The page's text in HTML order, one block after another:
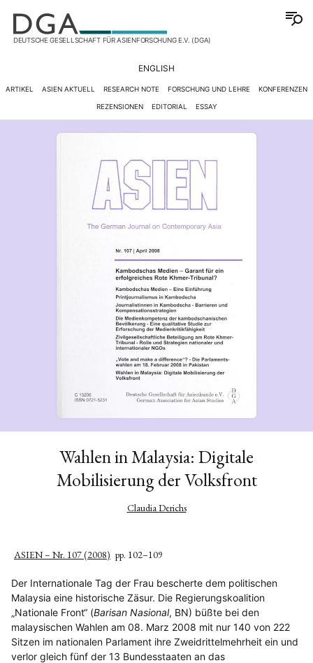
DEUTSCHE GESELLSCHAFT FÜR ASIENFORSCHUNG E.V. (DGA)
ENGLISH
ARTIKEL ASIEN AKTUELL RESEARCH NOTE FORSCHUNG UND LEHRE KONFERENZEN
REZENSIONEN EDITORIAL ESSAY
Wahlen in Malaysia: Digitale
Mobilisierung der Volksfront
Claudia Derichs
ASIEN – Nr. 107 (2008) pp. 102–109
Der Internationale Tag der Frau bescherte dem politischen
Malaysia eine historische Zäsur. Die Regierungskoalition
„Nationale Front“ (Barisan Nasional, BN) büßte bei den
malaysischen Wahlen am 08. Marz 2008 mit nur 140 von 222
Sitzen im nationalen Parlament ihre Zweidrittelmehrheit ein und
verlor gleich fünf der 13 Bundesstaaten an das